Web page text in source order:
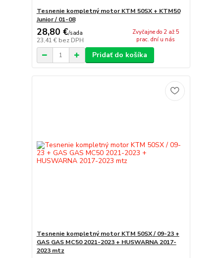
Tesnenie kompletný motor KTM 50SX + KTM50
Junior / 01-08
28,80 €/sada
23,41 € bez DPH
Zvyčajne do 2 až 5
prac. dní u nás
Pridať do košíka
Tesnenie kompletný motor KTM 50SX / 09-23 +
GAS GAS MC50 2021-2023 + HUSWARNA 2017-
2023 mtz